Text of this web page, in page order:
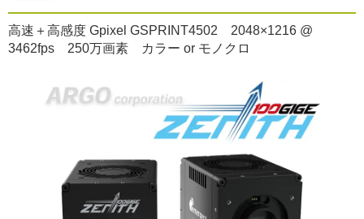
高速＋高感度 Gpixel GSPRINT4502 2048×1216 @
3462fps 250万画素 カラー or モノクロ